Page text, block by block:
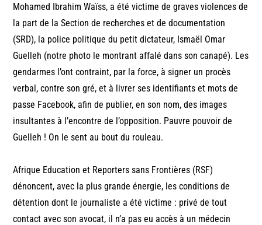
Mohamed Ibrahim Waïss, a été victime de graves violences de
la part de la Section de recherches et de documentation
(SRD), la police politique du petit dictateur, Ismaël Omar
Guelleh (notre photo le montrant affalé dans son canapé). Les
gendarmes l’ont contraint, par la force, à signer un procès
verbal, contre son gré, et à livrer ses identifiants et mots de
passe Facebook, afin de publier, en son nom, des images
insultantes à l’encontre de l’opposition. Pauvre pouvoir de
Guelleh ! On le sent au bout du rouleau.
Afrique Education et Reporters sans Frontières (RSF)
dénoncent, avec la plus grande énergie, les conditions de
détention dont le journaliste a été victime : privé de tout
contact avec son avocat, il n’a pas eu accès à un médecin